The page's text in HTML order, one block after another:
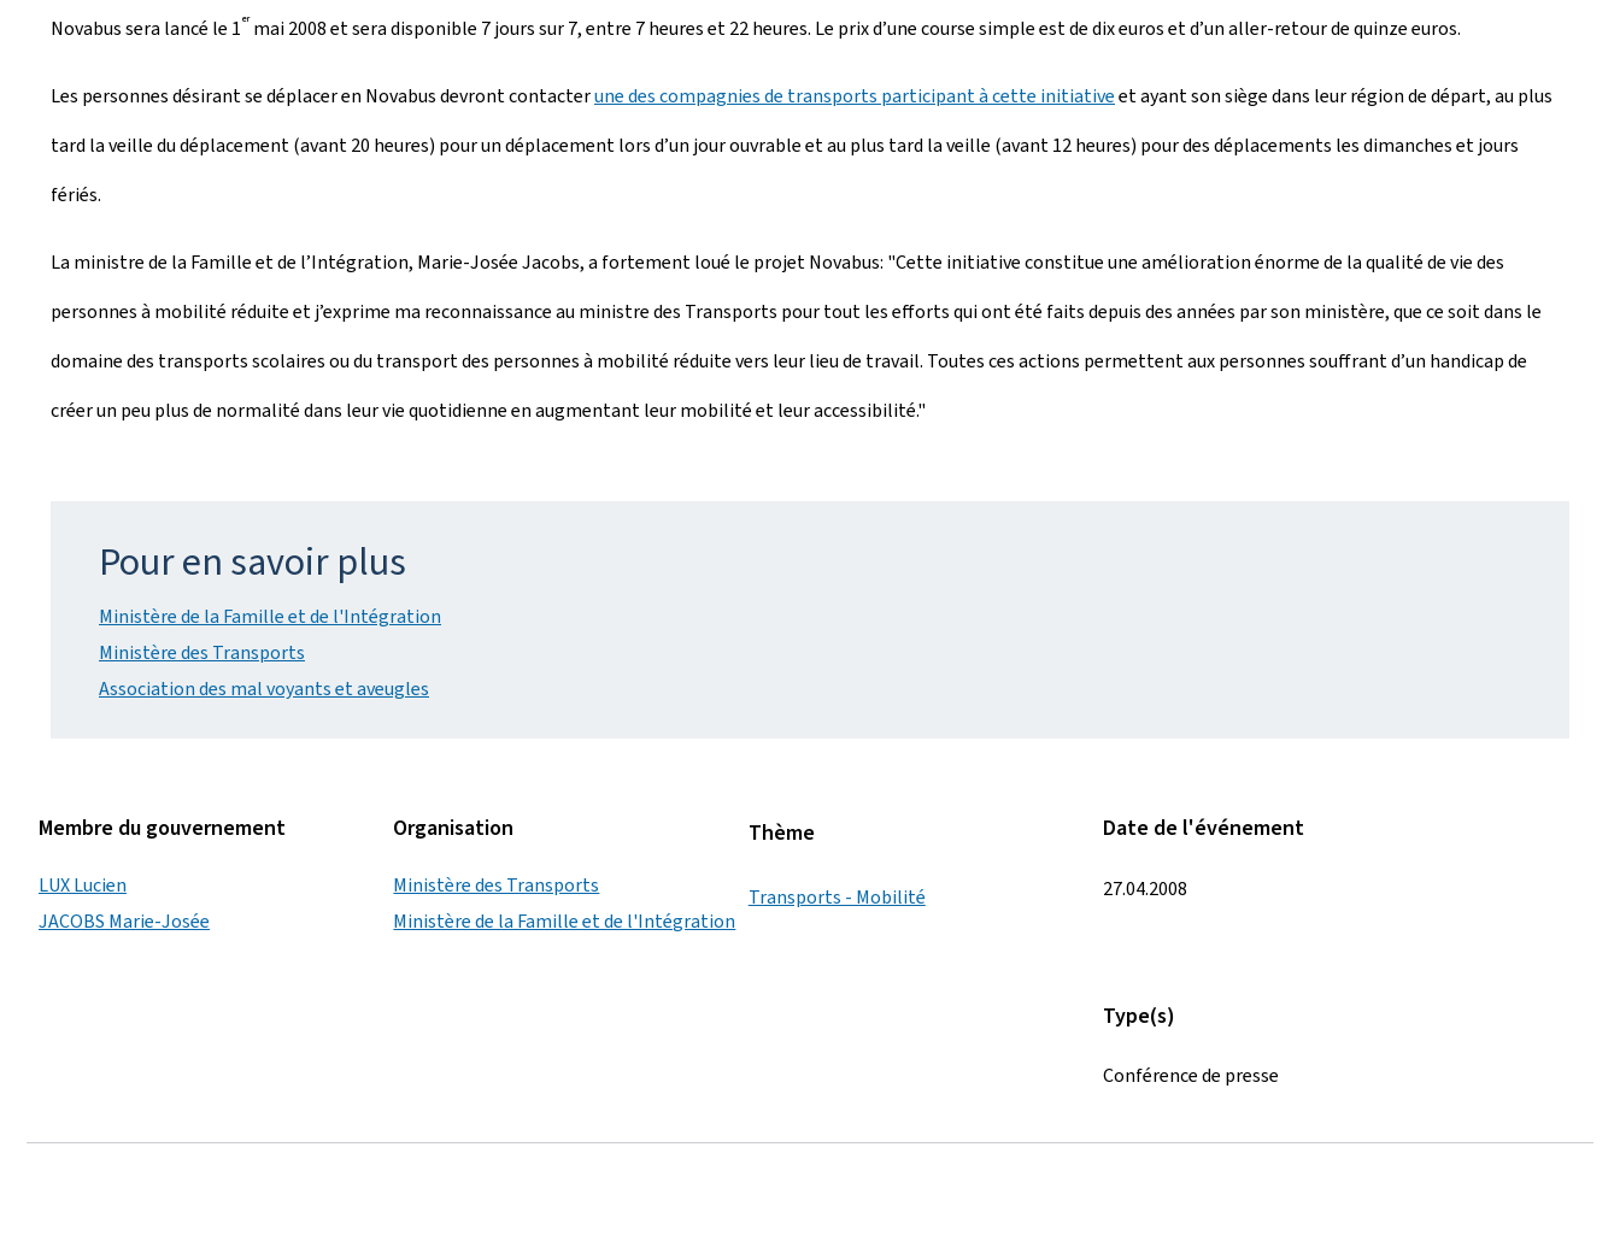
Novabus sera lancé le 1er mai 2008 et sera disponible 7 jours sur 7, entre 7 heures et 22 heures. Le prix d’une course simple est de dix euros et d’un aller-retour de quinze euros.
Les personnes désirant se déplacer en Novabus devront contacterune des compagnies de transports participant à cette initiativeet ayant son siège dans leur région de départ, au plus
tard la veille du déplacement (avant 20 heures) pour un déplacement lors d’un jour ouvrable et au plus tard la veille (avant 12 heures) pour des déplacements les dimanches et jours
fériés.
La ministre de la Famille et de l’Intégration, Marie-Josée Jacobs, a fortement loué le projet Novabus: "Cette initiative constitue une amélioration énorme de la qualité de vie des
personnes à mobilité réduite et j’exprime ma reconnaissance au ministre des Transports pour tout les efforts qui ont été faits depuis des années par son ministère, que ce soit dans le
domaine des transports scolaires ou du transport des personnes à mobilité réduite vers leur lieu de travail. Toutes ces actions permettent aux personnes souffrant d’un handicap de
créer un peu plus de normalité dans leur vie quotidienne en augmentant leur mobilité et leur accessibilité."
Pour en savoir plus
Ministère de la Famille et de l'Intégration
Ministère des Transports
Association des mal voyants et aveugles
Membre du gouvernement
LUX Lucien
JACOBS Marie-Josée
Organisation
Ministère des Transports
Ministère de la Famille et de l'Intégration
Thème
Transports - Mobilité
Date de l'événement
27.04.2008
Type(s)
Conférence de presse